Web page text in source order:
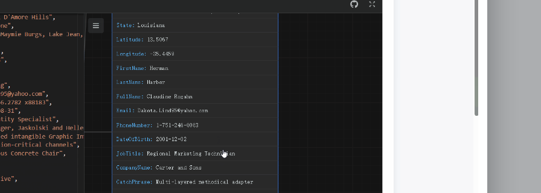
理 文档处理 网络工具
缩
用
JSON转义
指引